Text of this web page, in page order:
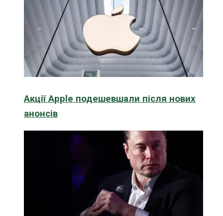
Акції Apple подешевшали після нових
анонсів